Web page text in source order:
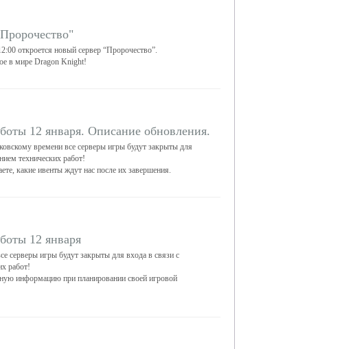
откроется новый сервер “Пророчество”.
в мире Dragon Knight!
12 января. Описание обновления.
времени все серверы игры будут закрыты для
технических работ!
какие ивенты ждут нас после их завершения.
12 января
серверы игры будут закрыты для входа в связи с
работ!
информацию при планировании своей игровой